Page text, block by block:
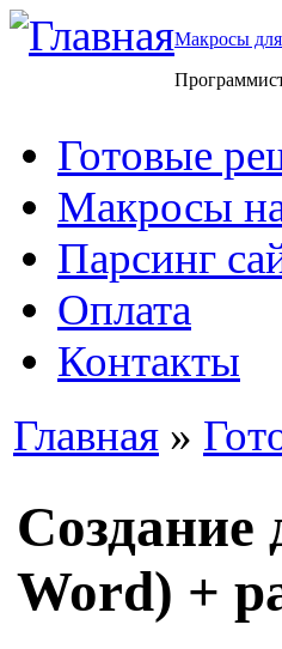
Макросы
Готовые
Макросы на
Парсинг
Оплата
Контакты
Главная »
Создание
Word) +